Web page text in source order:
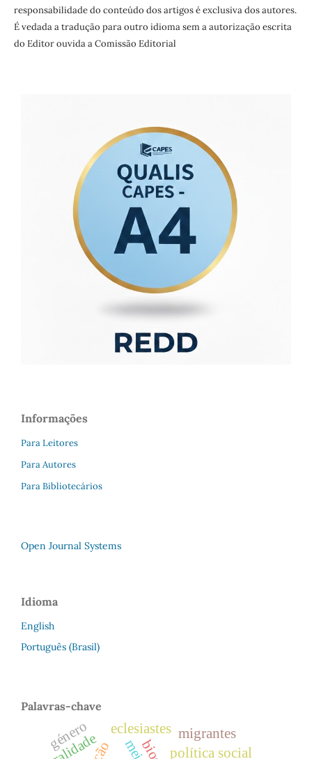
responsabilidade do conteúdo dos artigos é exclusiva dos autores.
É vedada a tradução para outro idioma sem a autorização escrita
do Editor ouvida a Comissão Editorial
Informações
Para Leitores
Para Autores
Para Bibliotecários
Open Journal Systems
Idioma
English
Português (Brasil)
Palavras-chave
política social
eclesiastes migrantes
género